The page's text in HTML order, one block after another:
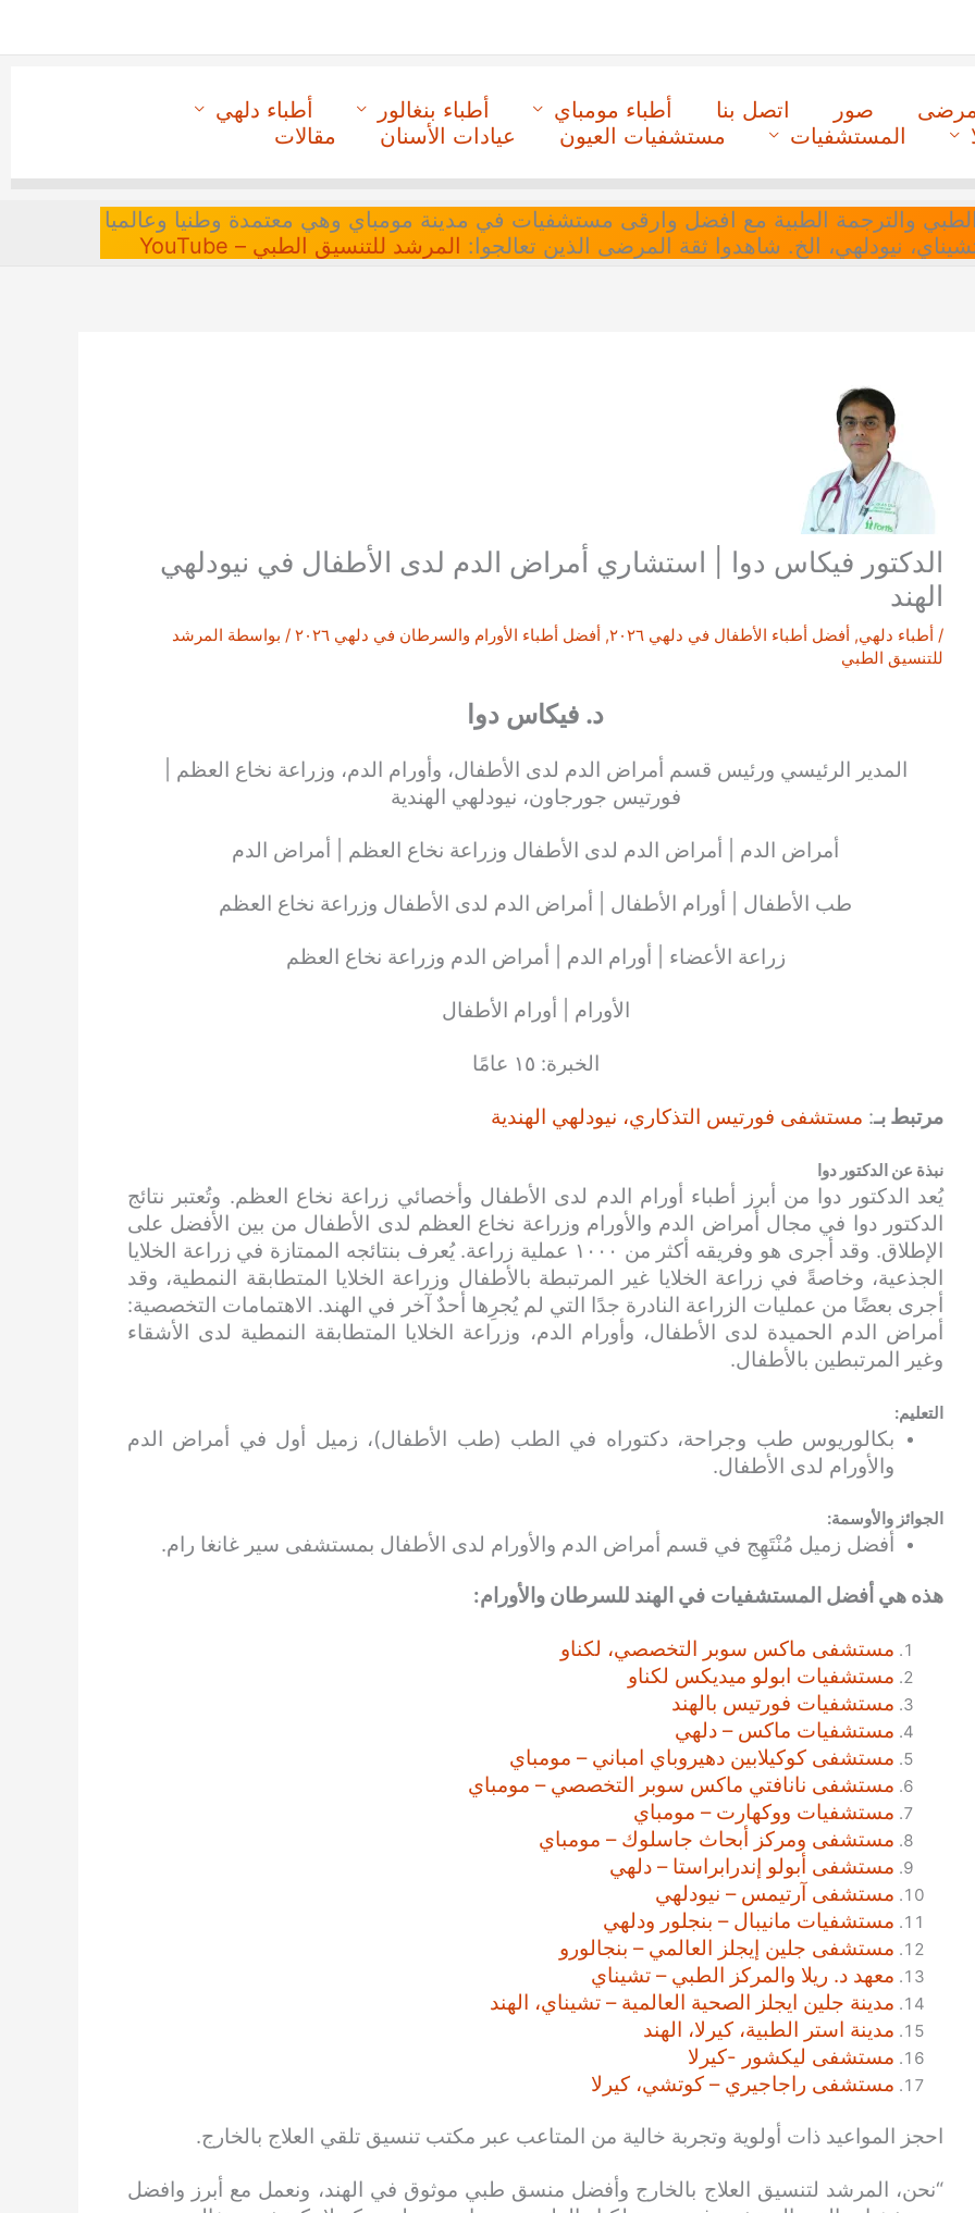
صور اتصل بنا أطباء مومباي أطباء بنغالور
أطباء دلهي
المستشفيات مستشفيات العيون عيادات الأسنان مقالات
الطبي والترجمة الطبية مع افضل وارقى مستشفيات في مدينة مومباي وهي معتمدة وطنيا وعالميا
تشيناي، نيودلهي، الخ. شاهدوا ثقة المرضى الذين تعالجوا: المرشد للتنسيق الطبي – YouTube
الدكتور فيكاس دوا | استشاري أمراض الدم لدى الأطفال في نيودلهي
الهند
/ أطباء دلهي, أفضل أطباء الأطفال في دلهي ٢٠٢٦ , أفضل أطباء الأورام والسرطان في دلهي ٢٠٢٦ / بواسطة المرشد
للتنسيق الطبي
د. فيكاس دوا
المدير الرئيسي ورئيس قسم أمراض الدم لدى الأطفال، وأورام الدم، وزراعة نخاع العظم |
فورتيس جورجاون، نيودلهي الهندية
أمراض الدم | أمراض الدم لدى الأطفال وزراعة نخاع العظم | أمراض الدم
طب الأطفال | أورام الأطفال | أمراض الدم لدى الأطفال وزراعة نخاع العظم
زراعة الأعضاء | أورام الدم | أمراض الدم وزراعة نخاع العظم
الأورام | أورام الأطفال
الخبرة: ١٥ عامًا
مرتبط بـ: مستشفى فورتيس التذكاري، نيودلهي الهندية
نبذة عن الدكتور دوا
يُعد الدكتور دوا من أبرز أطباء أورام الدم لدى الأطفال وأخصائي زراعة نخاع العظم. وتُعتبر نتائج
الدكتور دوا في مجال أمراض الدم والأورام وزراعة نخاع العظم لدى الأطفال من بين الأفضل على
الإطلاق. وقد أجرى هو وفريقه أكثر من ١٠٠٠ عملية زراعة. يُعرف بنتائجه الممتازة في زراعة الخلايا
الجذعية، وخاصةً في زراعة الخلايا غير المرتبطة بالأطفال وزراعة الخلايا المتطابقة النمطية، وقد
أجرى بعضًا من عمليات الزراعة النادرة جدًا التي لم يُجرِها أحدٌ آخر في الهند. الاهتمامات التخصصية:
أمراض الدم الحميدة لدى الأطفال، وأورام الدم، وزراعة الخلايا المتطابقة النمطية لدى الأشقاء
وغير المرتبطين بالأطفال.
التعليم:
بكالوريوس طب وجراحة، دكتوراه في الطب (طب الأطفال)، زميل أول في أمراض الدم
والأورام لدى الأطفال.
الجوائز والأوسمة:
أفضل زميل مُنْتَهِج في قسم أمراض الدم والأورام لدى الأطفال بمستشفى سير غانغا رام.
هذه هي أفضل المستشفيات في الهند للسرطان والأورام:
مستشفى ماكس سوبر التخصصي، لكناو
مستشفيات ابولو ميديكس لكناو
مستشفيات فورتيس بالهند
مستشفيات ماكس – دلهي
مستشفى كوكيلابين دهيروباي امباني – مومباي
مستشفى نانافتي ماكس سوبر التخصصي – مومباي
مستشفيات ووكهارت – مومباي
مستشفى ومركز أبحاث جاسلوك – مومباي
مستشفى أبولو إندرابراستا – دلهي
مستشفى آرتيمس – نيودلهي
مستشفيات مانيبال – بنجلور ودلهي
مستشفى جلين إيجلز العالمي – بنجالورو
معهد د. ريلا والمركز الطبي – تشيناي
مدينة جلين ايجلز الصحية العالمية – تشيناي، الهند
مدينة استر الطبية، كيرلا، الهند
مستشفى ليكشور -كيرلا
مستشفى راجاجيري – كوتشي، كيرلا
احجز المواعيد ذات أولوية وتجربة خالية من المتاعب عبر مكتب تنسيق تلقي العلاج بالخارج.
“نحن، المرشد لتنسيق العلاج بالخارج وأفضل منسق طبي موثوق في الهند، ونعمل مع أبرز وافضل